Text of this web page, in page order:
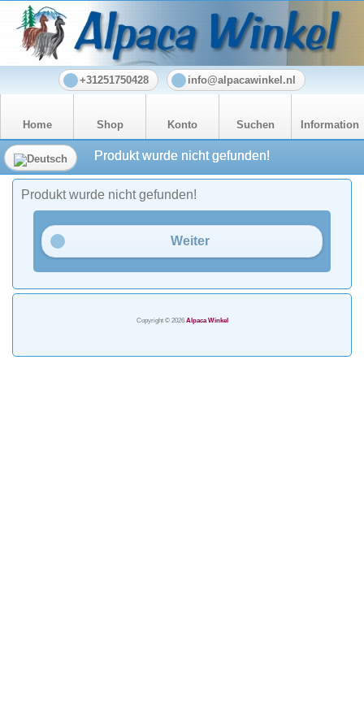
+31251750428 info@alpacawinkel.nl
Home Shop Konto Suchen Information
Produkt wurde nicht gefunden!
Produkt wurde nicht gefunden!
Weiter
Copyright © 2026 Alpaca Winkel